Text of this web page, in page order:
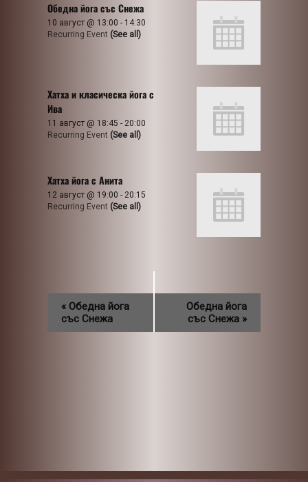
Обедна йога със Снежа
10 август @ 13:00 - 14:30
Recurring Event (See all)
Хатха и класическа йога с
Ива
11 август @ 18:45 - 20:00
Recurring Event (See all)
Хатха йога с Анита
12 август @ 19:00 - 20:15
Recurring Event (See all)
« Обедна йога
със Снежа
Обедна йога
със Снежа »